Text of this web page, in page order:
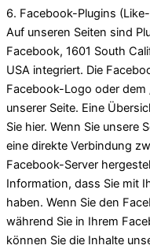
6. Facebook-Plugins
Auf unseren Seiten sind
Facebook, 1601 South
USA integriert. Die
Facebook-Logo oder dem
unserer Seite. Eine
Sie hier. Wenn Sie unsere
eine direkte Verbindung
Facebook-Server
Information, dass Sie mit
haben. Wenn Sie den
während Sie in Ihrem
können Sie die Inhalte